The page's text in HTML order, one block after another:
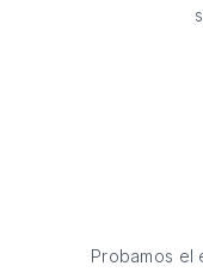
Probamos el